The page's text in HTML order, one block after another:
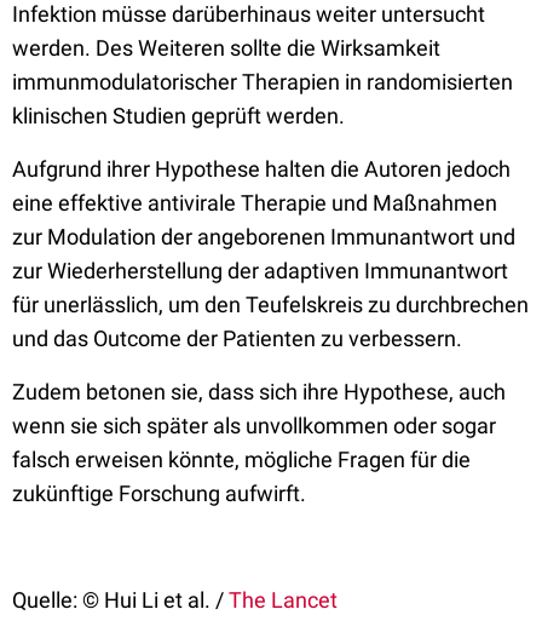
Infektion müsse darüberhinaus weiter untersucht
werden. Des Weiteren sollte die Wirksamkeit
immunmodulatorischer Therapien in randomisierten
klinischen Studien geprüft werden.
Aufgrund ihrer Hypothese halten die Autoren jedoch
eine effektive antivirale Therapie und Maßnahmen
zur Modulation der angeborenen Immunantwort und
zur Wiederherstellung der adaptiven Immunantwort
für unerlässlich, um den Teufelskreis zu durchbrechen
und das Outcome der Patienten zu verbessern.
Zudem betonen sie, dass sich ihre Hypothese, auch
wenn sie sich später als unvollkommen oder sogar
falsch erweisen könnte, mögliche Fragen für die
zukünftige Forschung aufwirft.
Quelle: © Hui Li et al. /The Lancet